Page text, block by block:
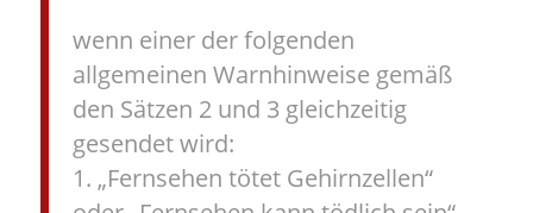
wenn einer der folgenden
allgemeinen Warnhinweise gemäß
den Sätzen 2 und 3 gleichzeitig
gesendet wird:
1. „Fernsehen tötet Gehirnzellen“